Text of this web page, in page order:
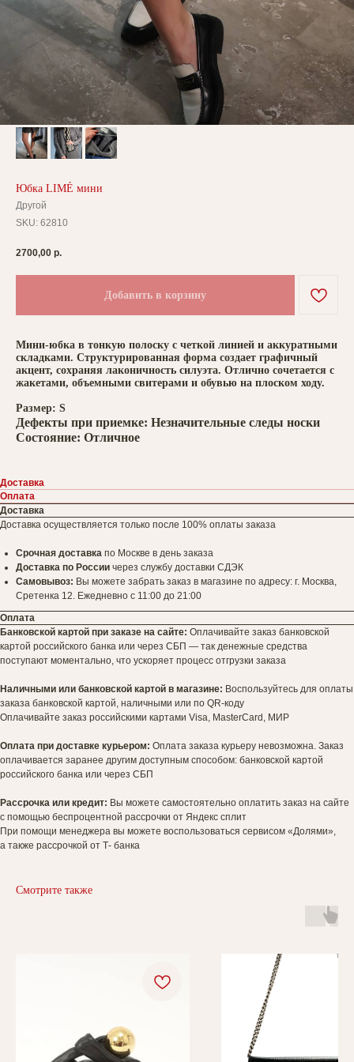
Юбка LIMÉ мини
Другой
SKU: 62810
2700,00 р.
Добавить в корзину
Мини-юбка в тонкую полоску с четкой линией и аккуратными
складками. Структурированная форма создает графичный
акцент, сохраняя лаконичность силуэта. Отлично сочетается с
жакетами, объемными свитерами и обувью на плоском ходу.
Размер: S
Дефекты при приемке: Незначительные следы носки
Состояние: Отличное
Доставка
Оплата
Доставка
Доставка осуществляется только после 100% оплаты заказа
Срочная доставка по Москве в день заказа
Доставка по России через службу доставки СДЭК
Самовывоз: Вы можете забрать заказ в магазине по адресу: г. Москва,
Сретенка 12. Ежедневно с 11:00 до 21:00
Оплата
Банковской картой при заказе на сайте: Оплачивайте заказ банковской
картой российского банка или через СБП — так денежные средства
поступают моментально, что ускоряет процесс отгрузки заказа
Наличными или банковской картой в магазине: Воспользуйтесь для оплаты
заказа банковской картой, наличными или по QR-коду
Оплачивайте заказ российскими картами Visa, MasterCard, МИР
Оплата при доставке курьером: Оплата заказа курьеру невозможна. Заказ
оплачивается заранее другим доступным способом: банковской картой
российского банка или через СБП
Рассрочка или кредит: Вы можете самостоятельно оплатить заказ на сайте
с помощью беспроцентной рассрочки от Яндекс сплит
При помощи менеджера вы можете воспользоваться сервисом «Долями»,
а также рассрочкой от Т- банка
Смотрите также